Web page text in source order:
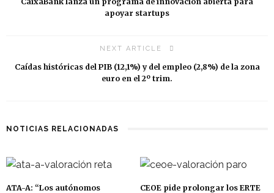
apoyar startups
NEXT ARTICLE
Caídas históricas del PIB (12,1%) y del empleo (2,8%) de la zona
euro en el 2º trim.
NOTICIAS RELACIONADAS
ATA-A: “Los autónomos
CEOE pide prolongar los ERTE